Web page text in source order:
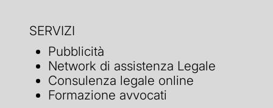
SERVIZI
Pubblicità
Network di assistenza Legale
Consulenza legale online
Formazione avvocati